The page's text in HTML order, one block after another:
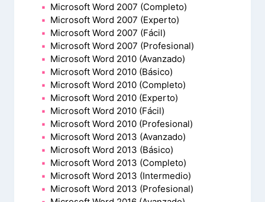
Microsoft Word 2007 (Completo)
Microsoft Word 2007 (Experto)
Microsoft Word 2007 (Fácil)
Microsoft Word 2007 (Profesional)
Microsoft Word 2010 (Avanzado)
Microsoft Word 2010 (Básico)
Microsoft Word 2010 (Completo)
Microsoft Word 2010 (Experto)
Microsoft Word 2010 (Fácil)
Microsoft Word 2010 (Profesional)
Microsoft Word 2013 (Avanzado)
Microsoft Word 2013 (Básico)
Microsoft Word 2013 (Completo)
Microsoft Word 2013 (Intermedio)
Microsoft Word 2013 (Profesional)